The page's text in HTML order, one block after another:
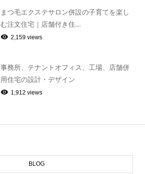
まつ毛エクステサロン併設の子育てを楽し
む注文住宅｜店舗付き住...
2,159 views
事務所、テナントオフィス、工場、店舗併
用住宅の設計・デザイン
1,912 views
BLOG